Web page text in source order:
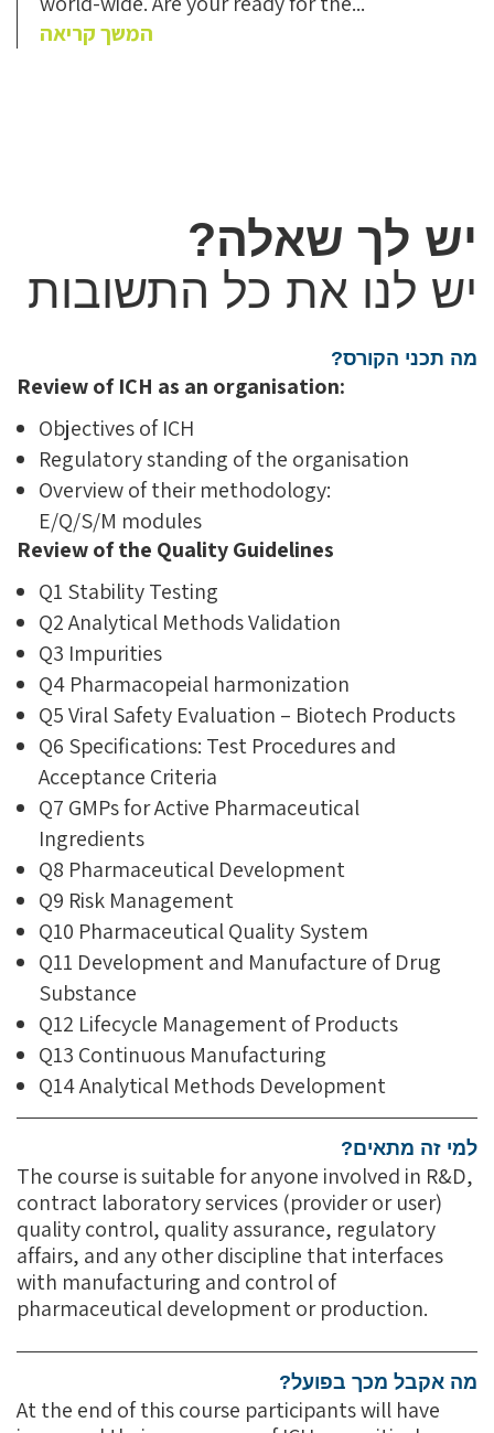
המשך קריאה
יש לך שאלה?
יש לנו את כל התשובות
מה תכני הקורס?
Review of ICH as an organisation:
Objectives of ICH
Regulatory standing of the organisation
Overview of their methodology:
E/Q/S/M modules
Review of the Quality Guidelines
Q1 Stability Testing
Q2 Analytical Methods Validation
Q3 Impurities
Q4 Pharmacopeial harmonization
Q5 Viral Safety Evaluation – Biotech Products
Q6 Specifications: Test Procedures and
Acceptance Criteria
Q7 GMPs for Active Pharmaceutical
Ingredients
Q8 Pharmaceutical Development
Q9 Risk Management
Q10 Pharmaceutical Quality System
Q11 Development and Manufacture of Drug
Substance
Q12 Lifecycle Management of Products
Q13 Continuous Manufacturing
Q14 Analytical Methods Development
למי זה מתאים?
The course is suitable for anyone involved in R&D,
contract laboratory services (provider or user)
quality control, quality assurance, regulatory
affairs, and any other discipline that interfaces
with manufacturing and control of
pharmaceutical development or production.
מה אקבל מכך בפועל?
At the end of this course participants will have